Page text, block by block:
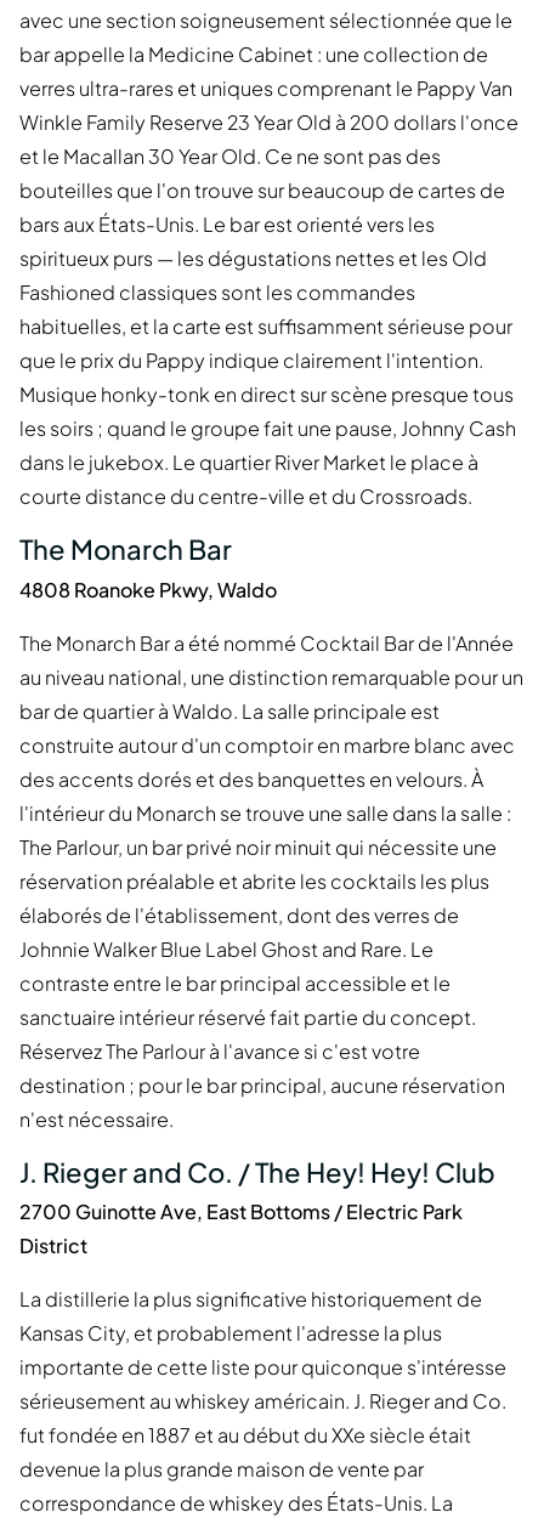
avec une section soigneusement sélectionnée que le
bar appelle la Medicine Cabinet : une collection de
verres ultra-rares et uniques comprenant le Pappy Van
Winkle Family Reserve 23 Year Old à 200 dollars l'once
et le Macallan 30 Year Old. Ce ne sont pas des
bouteilles que l'on trouve sur beaucoup de cartes de
bars aux États-Unis. Le bar est orienté vers les
spiritueux purs — les dégustations nettes et les Old
Fashioned classiques sont les commandes
habituelles, et la carte est suffisamment sérieuse pour
que le prix du Pappy indique clairement l'intention.
Musique honky-tonk en direct sur scène presque tous
les soirs ; quand le groupe fait une pause, Johnny Cash
dans le jukebox. Le quartier River Market le place à
courte distance du centre-ville et du Crossroads.
The Monarch Bar
4808 Roanoke Pkwy, Waldo
The Monarch Bar a été nommé Cocktail Bar de l'Année
au niveau national, une distinction remarquable pour un
bar de quartier à Waldo. La salle principale est
construite autour d'un comptoir en marbre blanc avec
des accents dorés et des banquettes en velours. À
l'intérieur du Monarch se trouve une salle dans la salle :
The Parlour, un bar privé noir minuit qui nécessite une
réservation préalable et abrite les cocktails les plus
élaborés de l'établissement, dont des verres de
Johnnie Walker Blue Label Ghost and Rare. Le
contraste entre le bar principal accessible et le
sanctuaire intérieur réservé fait partie du concept.
Réservez The Parlour à l'avance si c'est votre
destination ; pour le bar principal, aucune réservation
n'est nécessaire.
J. Rieger and Co. / The Hey! Hey! Club
2700 Guinotte Ave, East Bottoms / Electric Park
District
La distillerie la plus significative historiquement de
Kansas City, et probablement l'adresse la plus
importante de cette liste pour quiconque s'intéresse
sérieusement au whiskey américain. J. Rieger and Co.
fut fondée en 1887 et au début du XXe siècle était
devenue la plus grande maison de vente par
correspondance de whiskey des États-Unis. La